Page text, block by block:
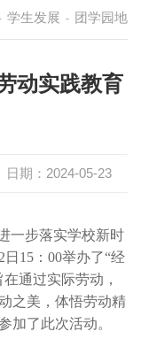
学生发展 - 团学园地
动实践教育
日期：2024-05-23
一步落实学校新时
15：00举办了“经
通过实际劳动，
之美，体悟劳动精
加了此次活动。